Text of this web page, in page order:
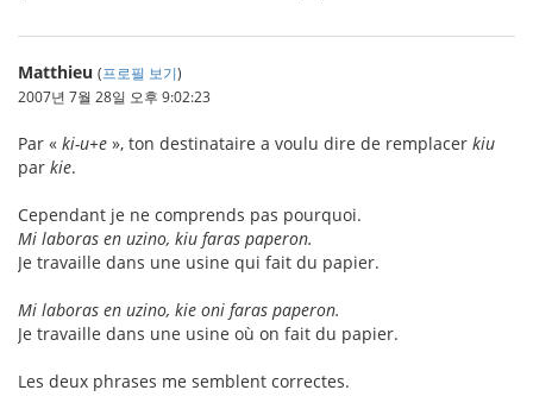
Matthieu (프로필 보기)
2007년 7월 28일 오후 9:02:23
Par « ki-u+e », ton destinataire a voulu dire de remplacer kiu
par kie.
Cependant je ne comprends pas pourquoi.
Mi laboras en uzino, kiu faras paperon.
Je travaille dans une usine qui fait du papier.
Mi laboras en uzino, kie oni faras paperon.
Je travaille dans une usine où on fait du papier.
Les deux phrases me semblent correctes.